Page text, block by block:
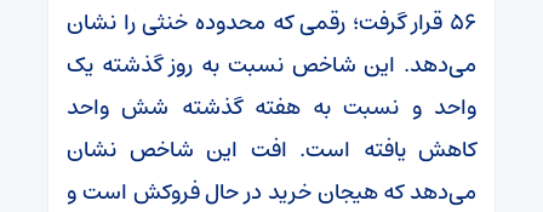
۵۶ قرار گرفت؛ رقمی که محدوده خنثی را نشان
می‌دهد. این شاخص نسبت به روز گذشته یک
واحد و نسبت به هفته گذشته شش واحد
کاهش یافته است. افت این شاخص نشان
می‌دهد که هیجان خرید در حال فروکش است و